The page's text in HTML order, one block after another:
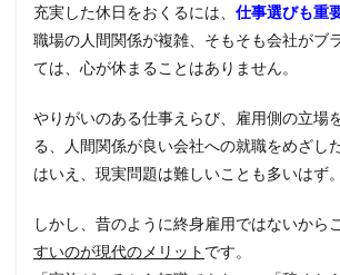
充実した休日をおくるには、 仕事選びも重
職場の人間関係が複雑、そもそも会社がブ
ては、心が休まることはありません。
やりがいのある仕事えらび、雇用側の立場
る、人間関係が良い会社への就職をめざし
はいえ、現実問題は難しいことも多いはず。
しかし、昔のように終身雇用ではないからこ
すいのが現代のメリット です。